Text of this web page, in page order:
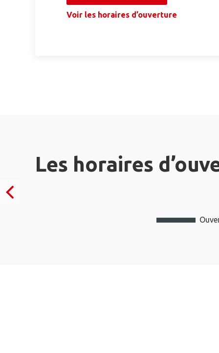
Voir les horaires d’ouverture
Les horaires